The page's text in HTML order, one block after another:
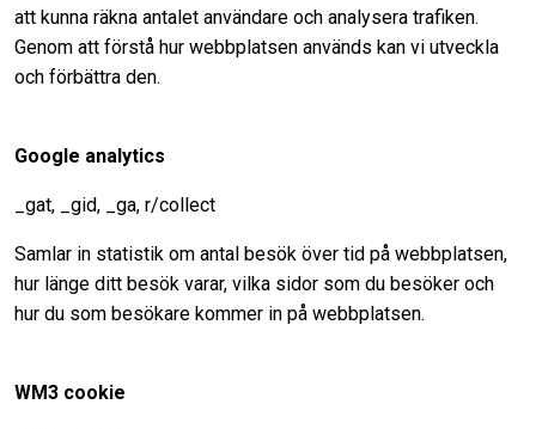
att kunna räkna antalet användare och analysera trafiken.
Genom att förstå hur webbplatsen används kan vi utveckla
och förbättra den.
Google analytics
_gat, _gid, _ga, r/collect
Samlar in statistik om antal besök över tid på webbplatsen,
hur länge ditt besök varar, vilka sidor som du besöker och
hur du som besökare kommer in på webbplatsen.
WM3 cookie